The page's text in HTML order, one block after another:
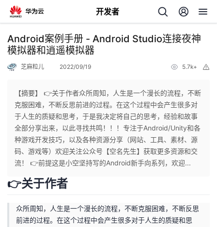
开发者
返
回
个
人
主
页
我
的
开
发
Android案例手册 - Android Studio连接夜神
模拟器和逍遥模拟器
芝麻粒儿 2022/09/19 5.7k+
【摘要】 👉关于作者众所周知，人生是一个漫长的流程，不断
克服困难，不断反思前进的过程。在这个过程中会产生很多对
于人生的质疑和思考，于是我决定将自己的思考，经验和故事
全部分享出来，以此寻找共鸣！！！专注于Android/Unity和各
种游戏开发技巧，以及各种资源分享（网站、工具、素材、源
码、游戏等）欢迎关注公众号【空名先生】获取更多资源和交
流！ 👉前提这是小空坚持写的Android新手向系列，欢迎...
👉关于作者
众所周知，人生是一个漫长的流程，不断克服困难，不断反思
前进的过程。在这个过程中会产生很多对于人生的质疑和思